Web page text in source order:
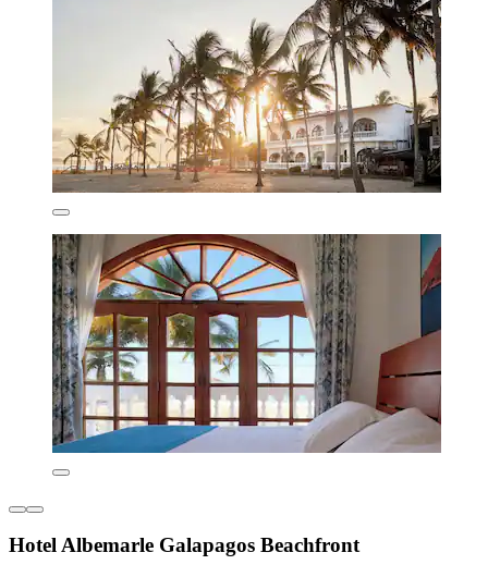
Hotel Albemarle Galapagos Beachfront